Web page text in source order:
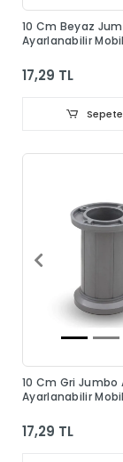
10 Cm Beyaz
Ayarlanabilir
17,29 TL
10 Cm Gri Jumbo
Ayarlanabilir
17,29 TL